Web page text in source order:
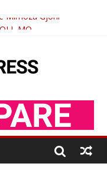
Mimoza Gjoni
MO
mirenjohje nga
Kosovë